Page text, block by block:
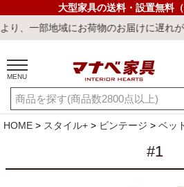
大型家具の送料・設置無料
部地域にお荷物のお届けに遅れが生
MENU
ご利用ガイド 新規
店舗一覧 閲覧
HOME スタイル+ ビンテージ ベッ
#1